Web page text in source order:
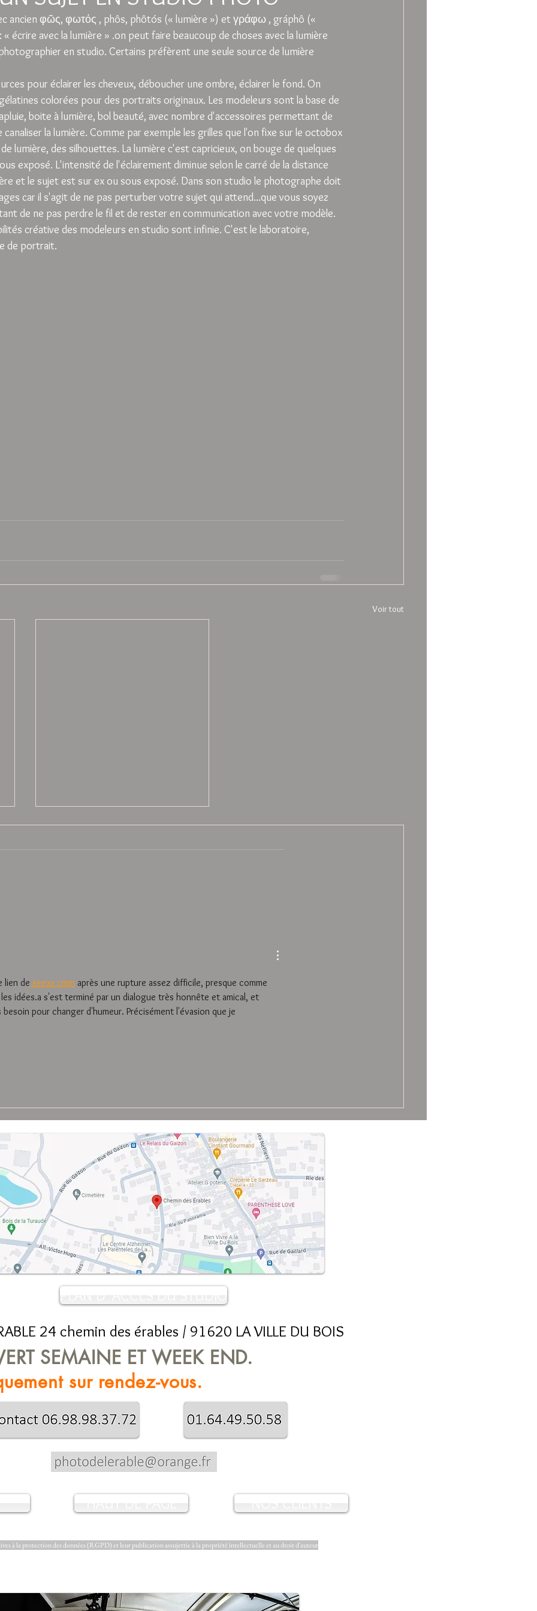
ancien φῶς, φωτός , phôs, phôtós (« lumière ») et γράφω , gráphô («
écrire avec la lumière » .on peut faire beaucoup de choses avec la lumière
en studio. Certains préfèrent une seule source de lumière
pour éclairer les cheveux, déboucher une ombre, éclairer le fond. On
colorées pour des portraits originaux. Les modeleurs sont la base de
boite à lumière, bol beauté, avec nombre d'accessoires permettant de
la lumière. Comme par exemple les grilles que l'on fixe sur le octobox
lumière, des silhouettes. La lumière c'est capricieux, on bouge de quelques
exposé. L'intensité de l'éclairement diminue selon le carré de la distance
et le sujet est sur ex ou sous exposé. Dans son studio le photographe doit
car il s'agit de ne pas perturber votre sujet qui attend...que vous soyez
de ne pas perdre le fil et de rester en communication avec votre modèle.
créative des modeleurs en studio sont infinie. C'est le laboratoire,
de portrait.
Voir tout
lien de seexx cmm après une rupture assez difficile, presque comme
idées.a s'est terminé par un dialogue très honnête et amical, et
pour changer d'humeur. Précisément l'évasion que je
24 chemin des érables / 91620 LA VILLE DU BOIS
SEMAINE ET WEEK END.
sur rendez-vous.
à la protection des données (RGPD) et leur publication assujettie à la propriété intellectuelle et au droit d'auteur